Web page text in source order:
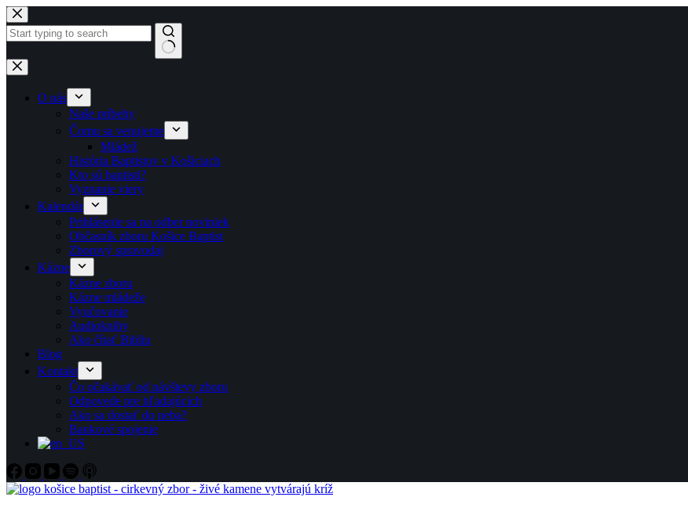
Skip to content
No results
O nás
Naše príbehy
Čomu sa venujeme
Mládež
História Baptistov v Košiciach
Kto sú baptisti?
Vyznanie viery
Kalendár
Prihlásenie sa na odber noviniek
Občasník zboru Košice Baptist
Zborový spravodaj
Kázne
Kázne zboru
Kázne mládeže
Vyučovanie
Audioknihy
Ako čítať Bibliu
Blog
Kontakt
Čo očakávať od návštevy zboru
Odpovede pre hľadajúcich
Ako sa dostať do neba?
Bankové spojenie